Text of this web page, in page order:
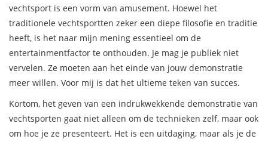
vechtsport is een vorm van amusement. Hoewel het
traditionele vechtsportten zeker een diepe filosofie en traditie
heeft, is het naar mijn mening essentieel om de
entertainmentfactor te onthouden. Je mag je publiek niet
vervelen. Ze moeten aan het einde van jouw demonstratie
meer willen. Voor mij is dat het ultieme teken van succes.
Kortom, het geven van een indrukwekkende demonstratie van
vechtsporten gaat niet alleen om de technieken zelf, maar ook
om hoe je ze presenteert. Het is een uitdaging, maar als je de